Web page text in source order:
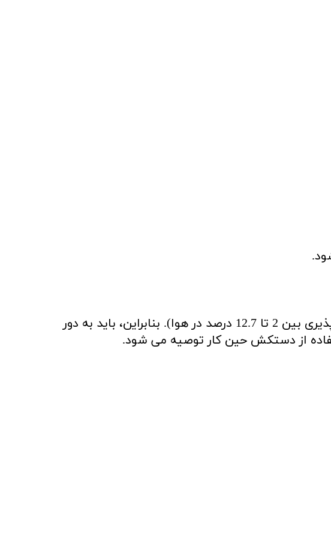
بخار ایزوپروپیل الکل سنگین تر از هواست و قابلیت اشتعال دارد (با دامنه اشتعال پذیری بین 2 تا 12.7 درصد در هوا). بنابراین، باید به دور
از دستکش حین کار توصیه می شود.